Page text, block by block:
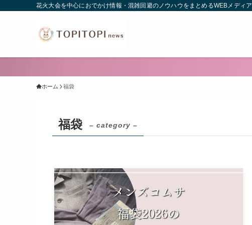
花火大会を中心におでかけ情報・混雑回避のノウハウをまとめるWEBメディア
ホーム 福袋
福袋 – category –